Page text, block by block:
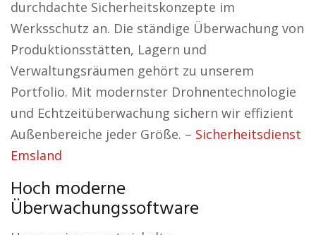
durchdachte Sicherheitskonzepte im
Werksschutz an. Die ständige Überwachung von
Produktionsstätten, Lagern und
Verwaltungsräumen gehört zu unserem
Portfolio. Mit modernster Drohnentechnologie
und Echtzeitüberwachung sichern wir effizient
Außenbereiche jeder Größe. – Sicherheitsdienst
Emsland
Hoch moderne
Überwachungssoftware